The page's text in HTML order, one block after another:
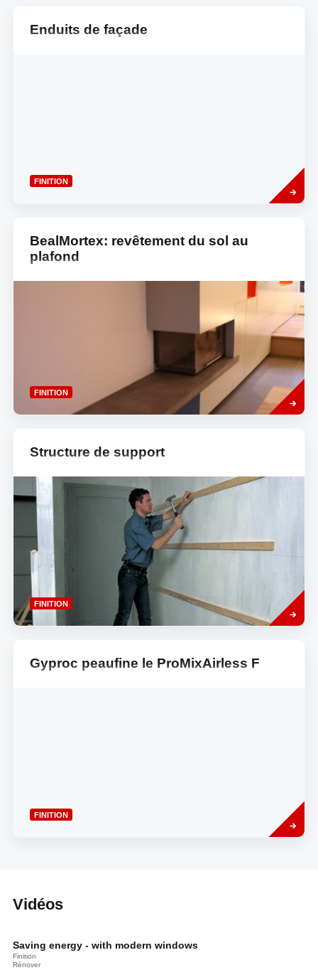
Enduits de façade
FINITION
more
BealMortex: revêtement du sol au
plafond
FINITION
Read
more
Structure de support
FINITION
more
Gyproc peaufine le ProMixAirless F
FINITION
more
Vidéos
Saving energy - with modern windows
Finition
Rénover